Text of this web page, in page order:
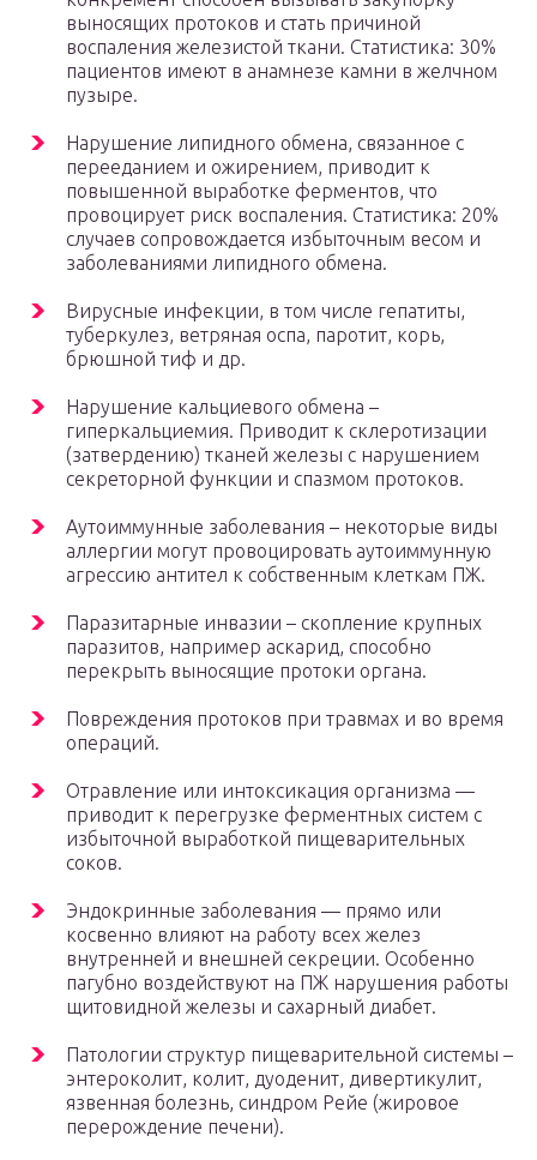
выносящих протоков и стать причиной
воспаления железистой ткани. Статистика: 30%
пациентов имеют в анамнезе камни в желчном
пузыре.
Нарушение липидного обмена, связанное с
перееданием и ожирением, приводит к
повышенной выработке ферментов, что
провоцирует риск воспаления. Статистика: 20%
случаев сопровождается избыточным весом и
заболеваниями липидного обмена.
Вирусные инфекции, в том числе гепатиты,
туберкулез, ветряная оспа, паротит, корь,
брюшной тиф и др.
Нарушение кальциевого обмена –
гиперкальциемия. Приводит к склеротизации
(затвердению) тканей железы с нарушением
секреторной функции и спазмом протоков.
Аутоиммунные заболевания – некоторые виды
аллергии могут провоцировать аутоиммунную
агрессию антител к собственным клеткам ПЖ.
Паразитарные инвазии – скопление крупных
паразитов, например аскарид, способно
перекрыть выносящие протоки органа.
Повреждения протоков при травмах и во время
операций.
Отравление или интоксикация организма —
приводит к перегрузке ферментных систем с
избыточной выработкой пищеварительных
соков.
Эндокринные заболевания — прямо или
косвенно влияют на работу всех желез
внутренней и внешней секреции. Особенно
пагубно воздействуют на ПЖ нарушения работы
щитовидной железы и сахарный диабет.
Патологии структур пищеварительной системы –
энтероколит, колит, дуоденит, дивертикулит,
язвенная болезнь, синдром Рейе (жировое
перерождение печени).